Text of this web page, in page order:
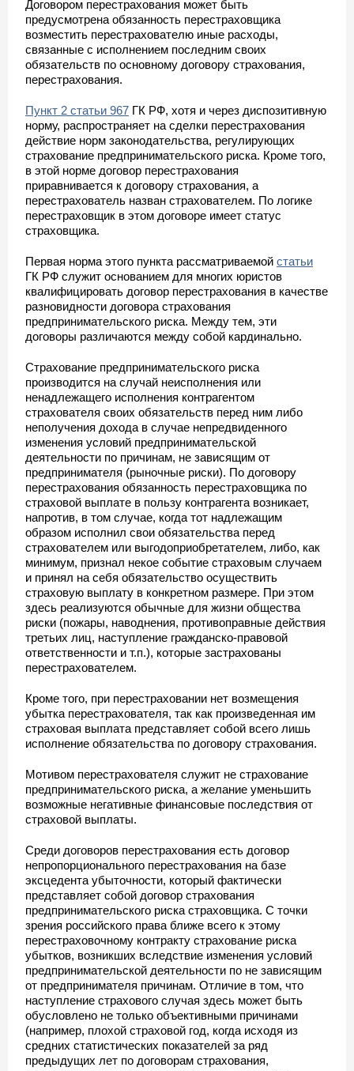
Договором перестрахования может быть
предусмотрена обязанность перестраховщика
возместить перестрахователю иные расходы,
связанные с исполнением последним своих
обязательств по основному договору страхования,
перестрахования.
Пункт 2 статьи 967 ГК РФ, хотя и через диспозитивную
норму, распространяет на сделки перестрахования
действие норм законодательства, регулирующих
страхование предпринимательского риска. Кроме того,
в этой норме договор перестрахования
приравнивается к договору страхования, а
перестрахователь назван страхователем. По логике
перестраховщик в этом договоре имеет статус
страховщика.
Первая норма этого пункта рассматриваемой статьи
ГК РФ служит основанием для многих юристов
квалифицировать договор перестрахования в качестве
разновидности договора страхования
предпринимательского риска. Между тем, эти
договоры различаются между собой кардинально.
Страхование предпринимательского риска
производится на случай неисполнения или
ненадлежащего исполнения контрагентом
страхователя своих обязательств перед ним либо
неполучения дохода в случае непредвиденного
изменения условий предпринимательской
деятельности по причинам, не зависящим от
предпринимателя (рыночные риски). По договору
перестрахования обязанность перестраховщика по
страховой выплате в пользу контрагента возникает,
напротив, в том случае, когда тот надлежащим
образом исполнил свои обязательства перед
страхователем или выгодоприобретателем, либо, как
минимум, признал некое событие страховым случаем
и принял на себя обязательство осуществить
страховую выплату в конкретном размере. При этом
здесь реализуются обычные для жизни общества
риски (пожары, наводнения, противоправные действия
третьих лиц, наступление гражданско-правовой
ответственности и т.п.), которые застрахованы
перестрахователем.
Кроме того, при перестраховании нет возмещения
убытка перестрахователя, так как произведенная им
страховая выплата представляет собой всего лишь
исполнение обязательства по договору страхования.
Мотивом перестрахователя служит не страхование
предпринимательского риска, а желание уменьшить
возможные негативные финансовые последствия от
страховой выплаты.
Среди договоров перестрахования есть договор
непропорционального перестрахования на базе
эксцедента убыточности, который фактически
представляет собой договор страхования
предпринимательского риска страховщика. С точки
зрения российского права ближе всего к этому
перестраховочному контракту страхование риска
убытков, возникших вследствие изменения условий
предпринимательской деятельности по не зависящим
от предпринимателя причинам. Отличие в том, что
наступление страхового случая здесь может быть
обусловлено не только объективными причинами
(например, плохой страховой год, когда исходя из
средних статистических показателей за ряд
предыдущих лет по договорам страхования,